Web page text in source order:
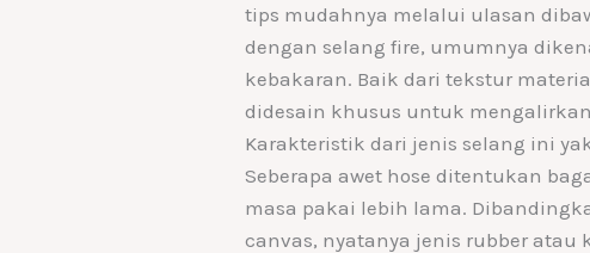
tips mudahnya melalui ulasan
dengan selang fire, umumnya
kebakaran. Baik dari tekstur
didesain khusus untuk
Karakteristik dari jenis selang ini
Seberapa awet hose ditentukan
masa pakai lebih lama.
canvas, nyatanya jenis rubber